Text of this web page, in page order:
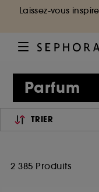
Laissez-vous
Parfum
TRIER
2 385 Produits